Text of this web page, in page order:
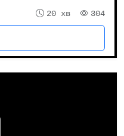
20 хв 304